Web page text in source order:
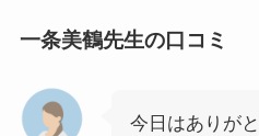
一条美鶴先生の口コミ
今日はありが